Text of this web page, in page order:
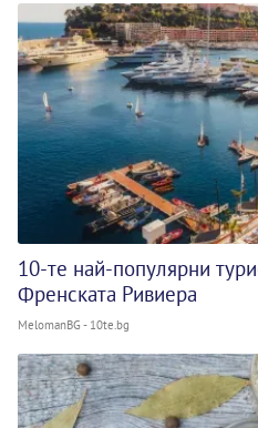
10-те най-популярни
Френската Ривиера
MelomanBG - 10te.bg